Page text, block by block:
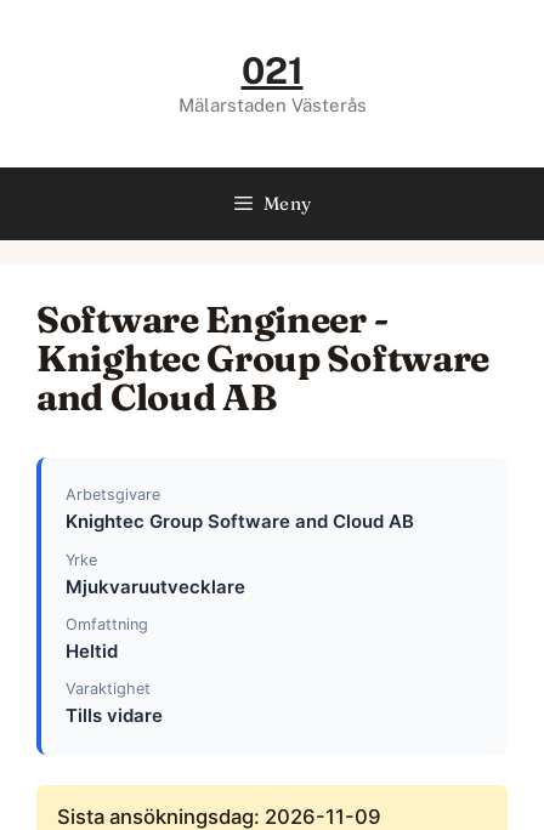
021
Mälarstaden Västerås
Meny
Software Engineer -
Knightec Group Software
and Cloud AB
Arbetsgivare
Knightec Group Software and Cloud AB
Yrke
Mjukvaruutvecklare
Omfattning
Heltid
Varaktighet
Tills vidare
Sista ansökningsdag: 2026-11-09